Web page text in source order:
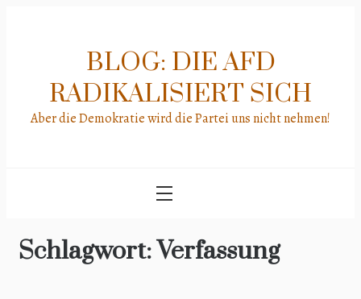
BLOG: DIE AFD
RADIKALISIERT SICH
Aber die Demokratie wird die Partei uns nicht nehmen!
Schlagwort:Verfassung